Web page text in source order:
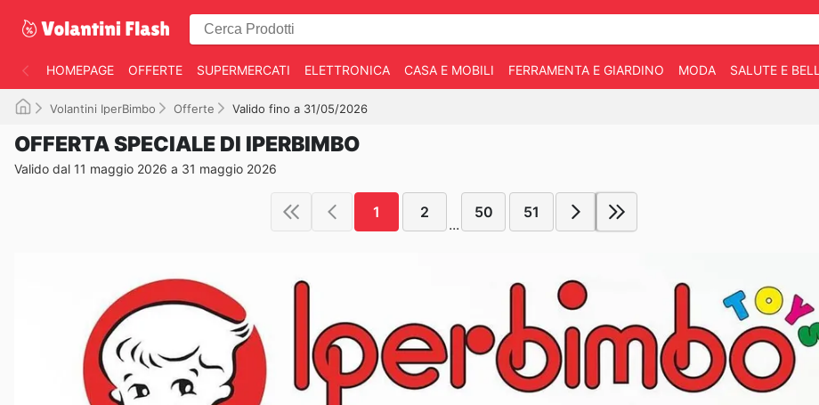
HOMEPAGE OFFERTE SUPERMERCATI ELETTRONICA CASA E MOBILI FERRAMENTA E GIARDINO MODA SALUTE E
Volantini IperBimbo Offerte Valido fino a 31/05/2026
OFFERTA SPECIALE DI IPERBIMBO
Valido dal 11 maggio 2026 a 31 maggio 2026
1 2
...
50 51